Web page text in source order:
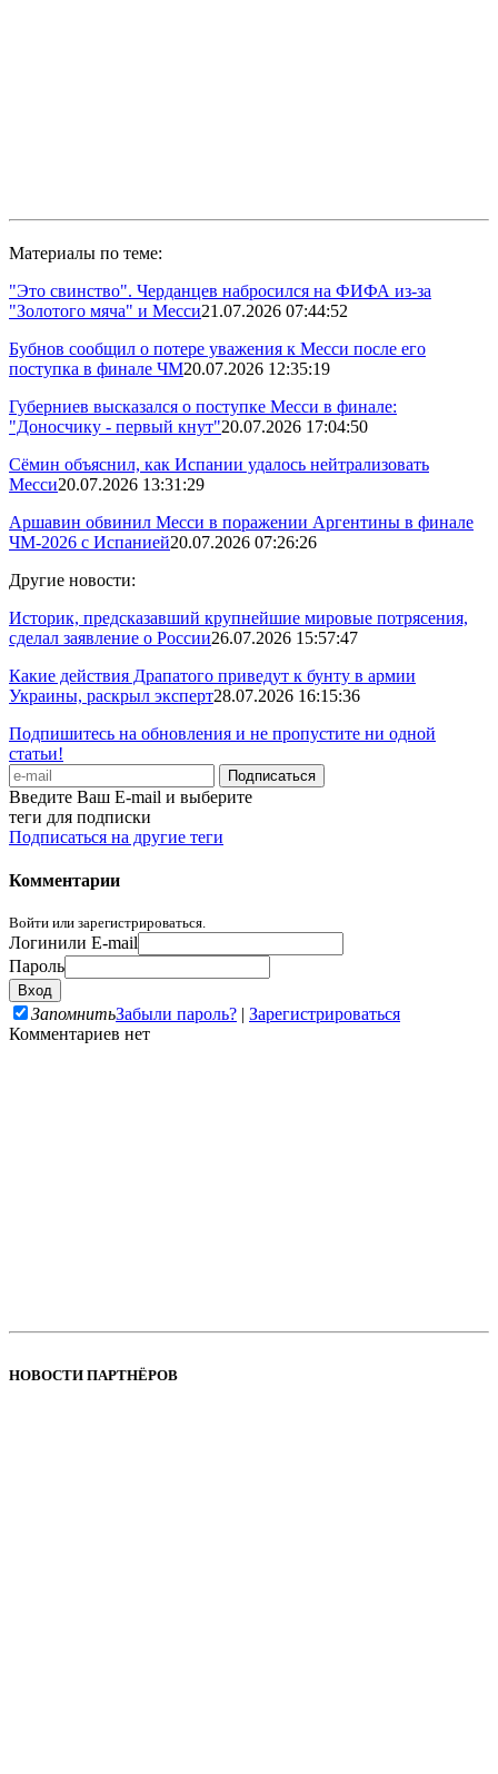
Материалы по теме:
"Это свинство". Черданцев набросился на ФИФА из-за
"Золотого мяча" и Месси21.07.2026 07:44:52
Бубнов сообщил о потере уважения к Месси после его
поступка в финале ЧМ20.07.2026 12:35:19
Губерниев высказался о поступке Месси в финале:
"Доносчику - первый кнут"20.07.2026 17:04:50
Сёмин объяснил, как Испании удалось нейтрализовать
Месси20.07.2026 13:31:29
Аршавин обвинил Месси в поражении Аргентины в финале
ЧМ-2026 с Испанией20.07.2026 07:26:26
Другие новости:
Историк, предсказавший крупнейшие мировые потрясения,
сделал заявление о России26.07.2026 15:57:47
Какие действия Драпатого приведут к бунту в армии
Украины, раскрыл эксперт28.07.2026 16:15:36
Подпишитесь на обновления и не пропустите ни одной
статьи!
Введите Ваш E-mail и выберите
теги для подписки
Подписаться на другие теги
Комментарии
Войти или зарегистрироваться.
Логинили E-mail
Пароль
ЗапомнитьЗабыли пароль? | Зарегистрироваться
Комментариев нет
НОВОСТИ ПАРТНЁРОВ